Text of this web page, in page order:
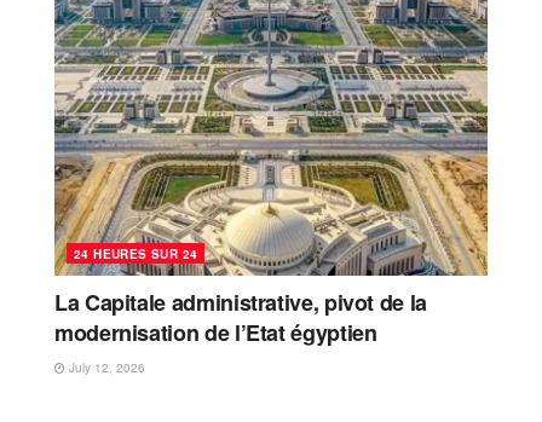
24 HEURES SUR 24
La Capitale administrative, pivot de la
modernisation de l’Etat égyptien
July 12, 2026